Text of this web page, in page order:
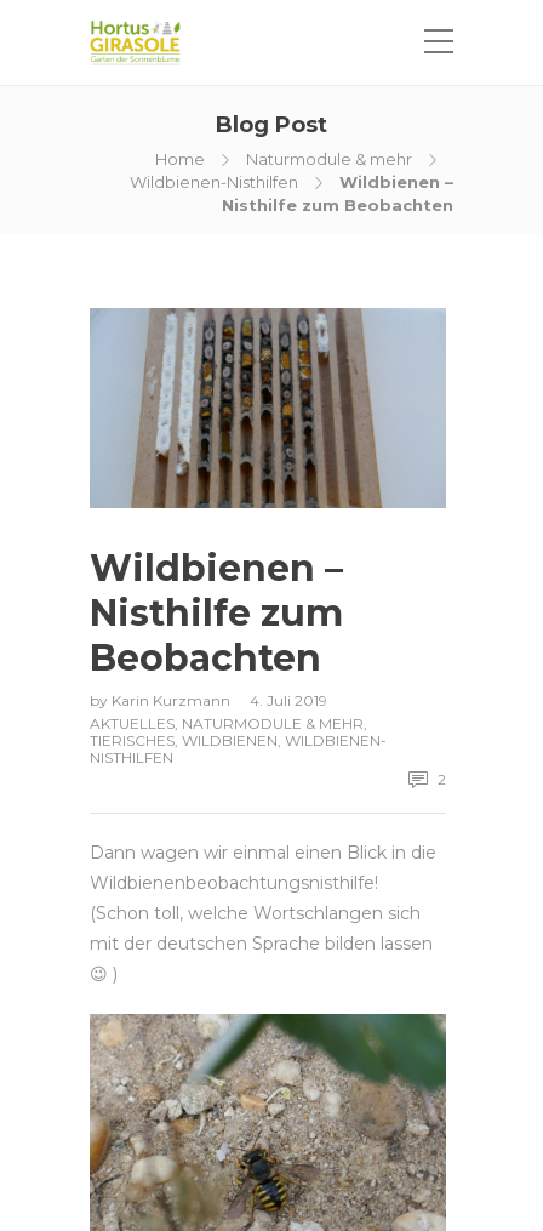
Blog Post
Home
Naturmodule & mehr
Wildbienen-Nisthilfen
Wildbienen –
Nisthilfe zum Beobachten
Wildbienen –
Nisthilfe zum
Beobachten
by Karin Kurzmann
4. Juli 2019
AKTUELLES, NATURMODULE & MEHR,
TIERISCHES, WILDBIENEN, WILDBIENEN-
NISTHILFEN
2
Dann wagen wir einmal einen Blick in die
Wildbienenbeobachtungsnisthilfe!
(Schon toll, welche Wortschlangen sich
mit der deutschen Sprache bilden lassen
😉 )